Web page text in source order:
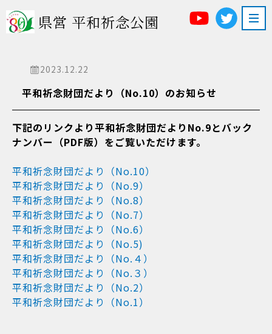
県営 平和祈念公園
2023.12.22
平和祈念財団だより（No.10）のお知らせ
下記のリンクより平和祈念財団だよりNo.9とバック
ナンバー（PDF版）をご覧いただけます。
平和祈念財団だより（No.10）
平和祈念財団だより（No.9）
平和祈念財団だより（No.8）
平和祈念財団だより（No.7）
平和祈念財団だより（No.6）
平和祈念財団だより（No.5)
平和祈念財団だより（No.４）
平和祈念財団だより（No.３）
平和祈念財団だより（No.2）
平和祈念財団だより（No.1）